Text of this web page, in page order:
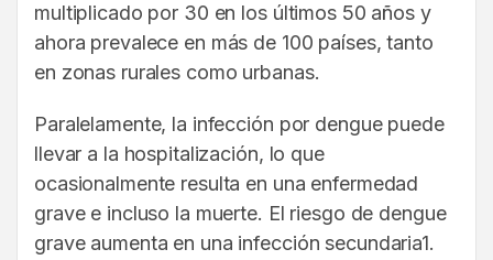
multiplicado por 30 en los últimos 50 años y
ahora prevalece en más de 100 países, tanto
en zonas rurales como urbanas.
Paralelamente, la infección por dengue puede
llevar a la hospitalización, lo que
ocasionalmente resulta en una enfermedad
grave e incluso la muerte. El riesgo de dengue
grave aumenta en una infección secundaria1.